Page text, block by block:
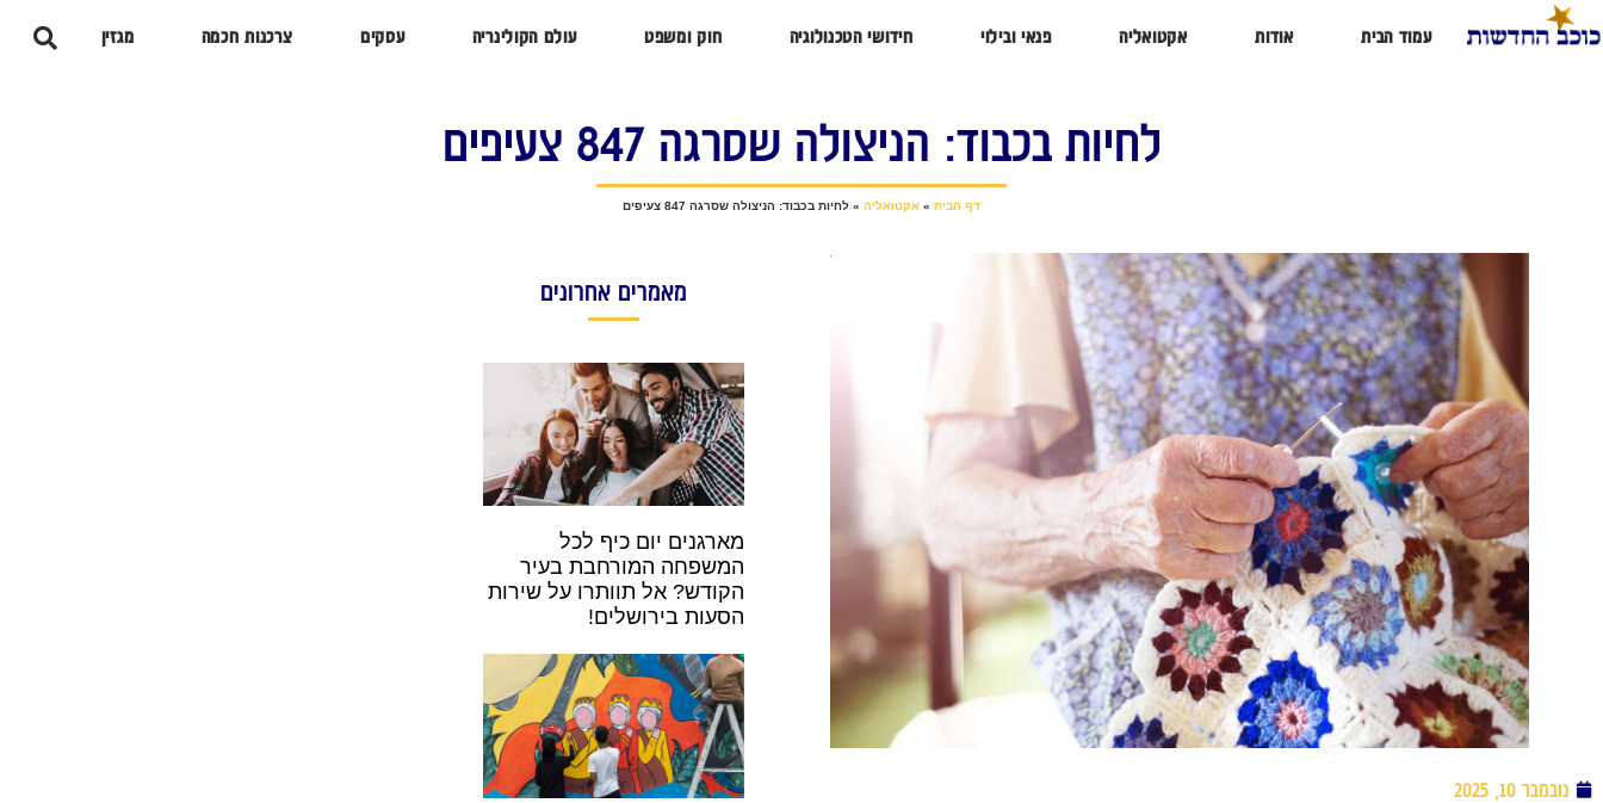
עמוד הבית אודות אקטואליה פנאי ובילוי חידושי הטכנולוגיה חוק ומשפט עולם הקולינריה עסקים צרכנות חכמה מגזין
לחיות בכבוד: הניצולה שסרגה 847 צעיפים
דף הבית » אקטואליה » לחיות בכבוד: הניצולה שסרגה 847 צעיפים
נובמבר 10, 2025
מאמרים אחרונים
מארגנים יום כיף לכל
המשפחה המורחבת בעיר
הקודש? אל תוותרו על שירות
הסעות בירושלים!